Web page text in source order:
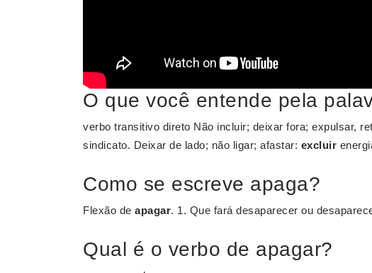
O que você entende pela
verbo transitivo direto Não incluir; deixar fora; expulsar,
sindicato. Deixar de lado; não ligar; afastar: excluir
Como se escreve apaga?
Flexão de apagar. 1. Que fará desaparecer ou
Qual é o verbo de apagar?